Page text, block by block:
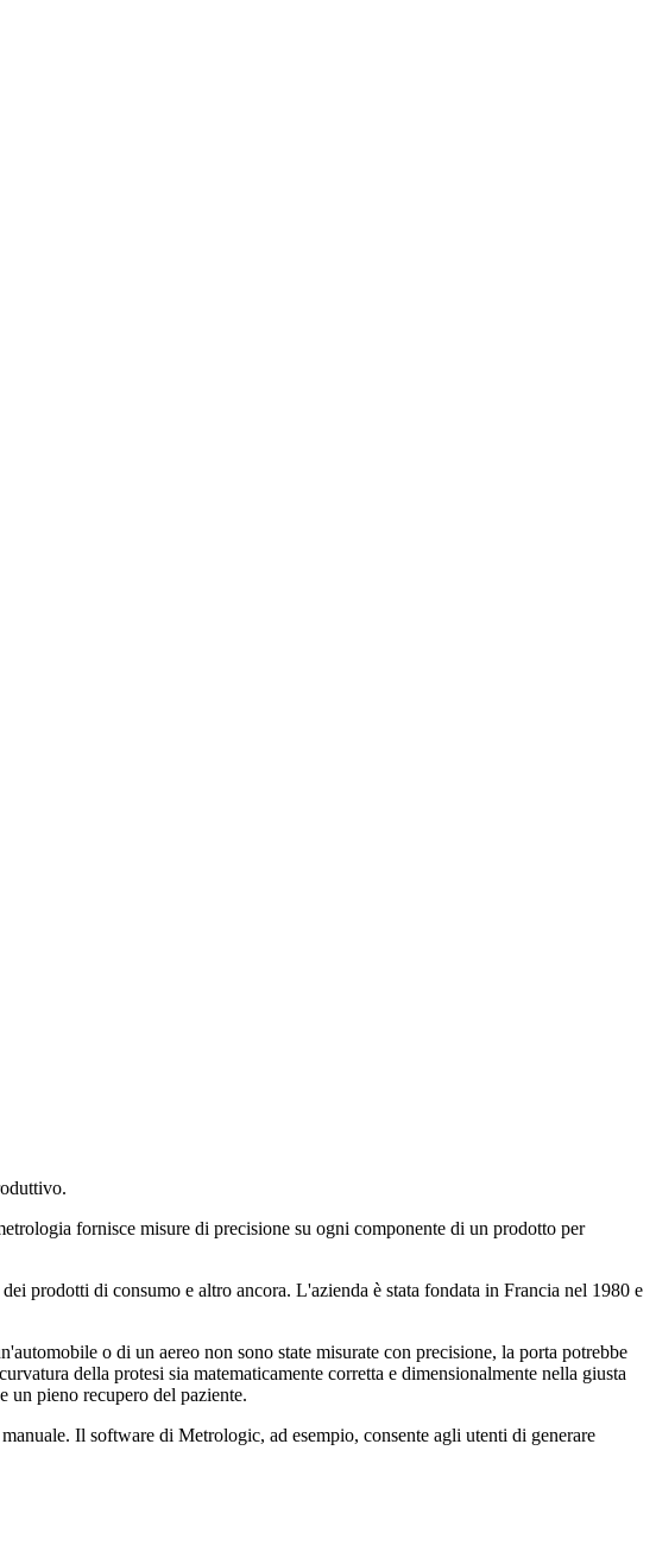
fornisce misure di precisione su ogni componente di un prodotto per
prodotti di consumo e altro ancora. L'azienda è stata fondata in Francia nel 1980 e
o di un aereo non sono state misurate con precisione, la porta potrebbe
della protesi sia matematicamente corretta e dimensionalmente nella giusta
un pieno recupero del paziente.
Il software di Metrologic, ad esempio, consente agli utenti di generare